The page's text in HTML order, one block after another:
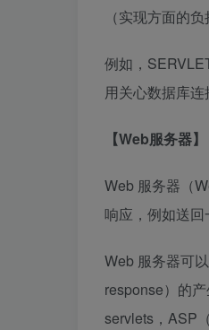
（实现方面的负
例如，
用关心数据库连
【Web服务器】
Web 服务器（
响应，例如送回
Web 服务器可
response）的
servlets，ASP